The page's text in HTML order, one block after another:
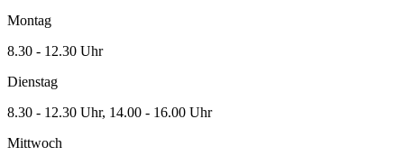
Montag
8.30 - 12.30 Uhr
Dienstag
8.30 - 12.30 Uhr, 14.00 - 16.00 Uhr
Mittwoch